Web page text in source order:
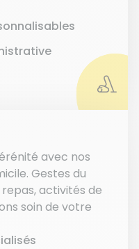
avec nos
Gestes du
activités de
soin de votre